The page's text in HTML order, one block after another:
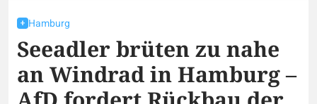
Hamburg
Seeadler brüten zu nahe
an Windrad in Hamburg –